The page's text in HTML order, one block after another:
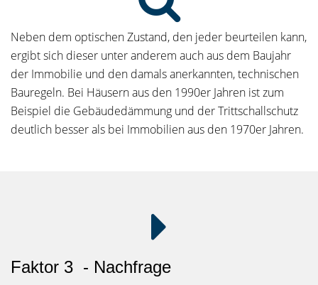
Neben dem optischen Zustand, den jeder beurteilen kann,
ergibt sich dieser unter anderem auch aus dem Baujahr
der Immobilie und den damals anerkannten, technischen
Bauregeln. Bei Häusern aus den 1990er Jahren ist zum
Beispiel die Gebäudedämmung und der Trittschallschutz
deutlich besser als bei Immobilien aus den 1970er Jahren.
Faktor 3 - Nachfrage